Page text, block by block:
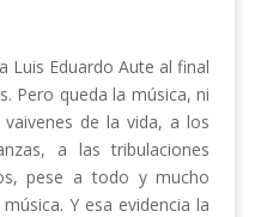
Luis Eduardo Aute al final
Pero queda la música, ni
de la vida, a los
a las tribulaciones
pese a todo y mucho
Y esa evidencia la